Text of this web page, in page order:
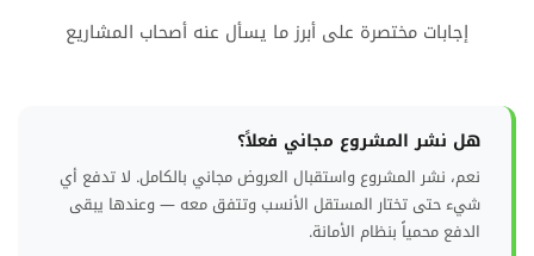
إجابات مختصرة على أبرز ما يسأل عنه أصحاب المشاريع
هل نشر المشروع مجاني فعلاً؟
نعم، نشر المشروع واستقبال العروض مجاني بالكامل. لا تدفع أي
شيء حتى تختار المستقل الأنسب وتتفق معه — وعندها يبقى
الدفع محمياً بنظام الأمانة.